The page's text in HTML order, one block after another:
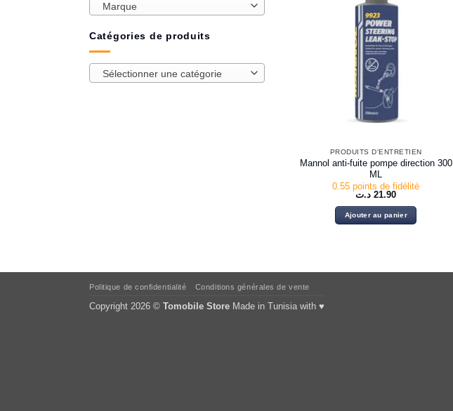
Marque
Catégories de produits
Sélectionner une catégorie
PRODUITS D'ENTRETIEN
Mannol anti-fuite pompe direction 300
ML
0.55 points de fidélité
21.90 د.ت
Ajouter au panier
Politique de confidentialité Conditions générales de vente
Copyright 2026 © Tomobile Store Made in Tunisia with ♥